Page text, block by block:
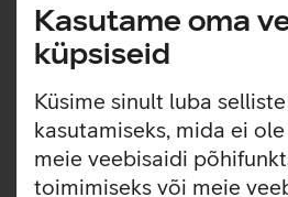
Kasutame oma
küpsiseid
Küsime sinult luba
kasutamiseks, mida ei
meie veebisaidi
toimimiseks või meie